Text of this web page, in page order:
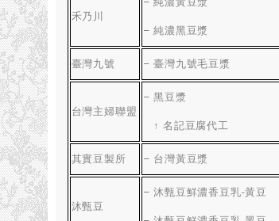
禾乃川
–純濃黑豆
臺灣九號 –臺灣九號毛
台灣主婦聯盟
–黑豆
↑ 名記豆腐代工
其實豆製所 – 台灣黃豆
沐甄豆
–沐甄豆鮮濃香豆乳-